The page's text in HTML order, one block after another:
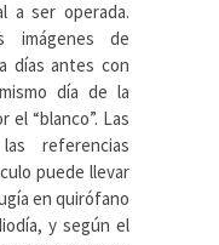
a ser operada.
imágenes de
días antes con
día de la
el “blanco”. Las
referencias
puede llevar
en quirófano
y según el